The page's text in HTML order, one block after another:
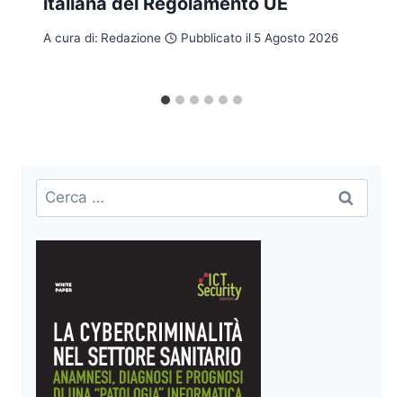
A cura di: Redazione Pubblicato il 5 Agosto 2026
Ricerca
per: